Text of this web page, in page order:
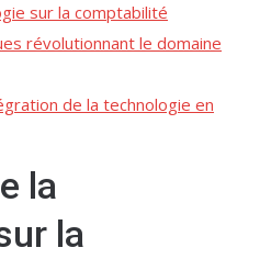
sur la comptabilité
révolutionnant le domaine
de la technologie en
la
la